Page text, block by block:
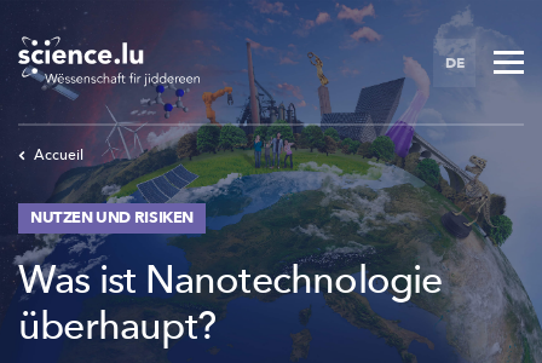
to
main
content
DE
Accueil
NUTZEN UND RISIKEN
Was ist Nanotechnologie
überhaupt?